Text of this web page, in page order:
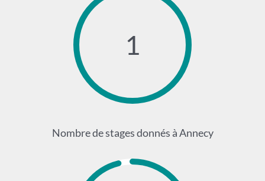
1
Nombre de stages donnés à Annecy